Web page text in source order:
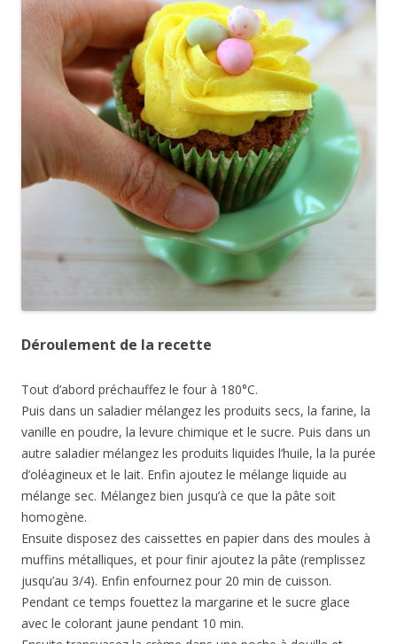
Déroulement de la recette
Tout d’abord préchauffez le four à 180°C.
Puis dans un saladier mélangez les produits secs, la farine, la
vanille en poudre, la levure chimique et le sucre. Puis dans un
autre saladier mélangez les produits liquides l’huile, la la purée
d’oléagineux et le lait. Enfin ajoutez le mélange liquide au
mélange sec. Mélangez bien jusqu’à ce que la pâte soit
homogène.
Ensuite disposez des caissettes en papier dans des moules à
muffins métalliques, et pour finir ajoutez la pâte (remplissez
jusqu’au 3/4). Enfin enfournez pour 20 min de cuisson.
Pendant ce temps fouettez la margarine et le sucre glace
avec le colorant jaune pendant 10 min.